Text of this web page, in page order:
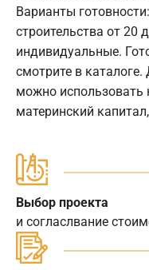
Варианты
строительства от 20
индивидуальные.
смотрите в
можно использовать
материнский
Выбор проекта
и согласлвание